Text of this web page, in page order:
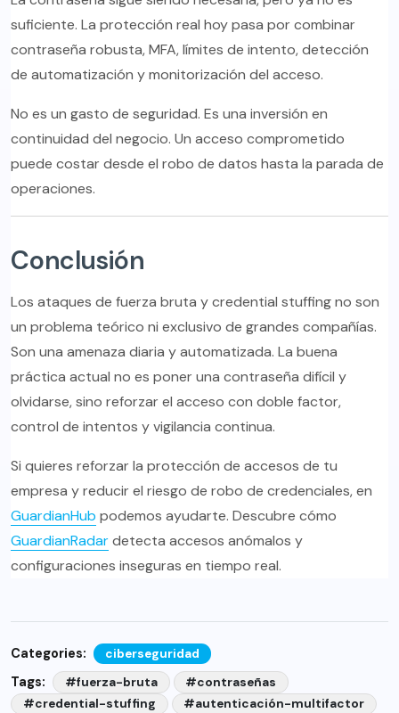
suficiente. La protección real hoy pasa por combinar
contraseña robusta, MFA, límites de intento, detección
de automatización y monitorización del acceso.
No es un gasto de seguridad. Es una inversión en
continuidad del negocio. Un acceso comprometido
puede costar desde el robo de datos hasta la parada de
operaciones.
Conclusión
Los ataques de fuerza bruta y credential stuffing no son
un problema teórico ni exclusivo de grandes compañías.
Son una amenaza diaria y automatizada. La buena
práctica actual no es poner una contraseña difícil y
olvidarse, sino reforzar el acceso con doble factor,
control de intentos y vigilancia continua.
Si quieres reforzar la protección de accesos de tu
empresa y reducir el riesgo de robo de credenciales, en
GuardianHub podemos ayudarte. Descubre cómo
GuardianRadardetecta accesos anómalos y
configuraciones inseguras en tiempo real.
Categories: ciberseguridad
Tags: #fuerza-bruta
#contraseñas
#credential-stuffing
#autenticación-multifactor